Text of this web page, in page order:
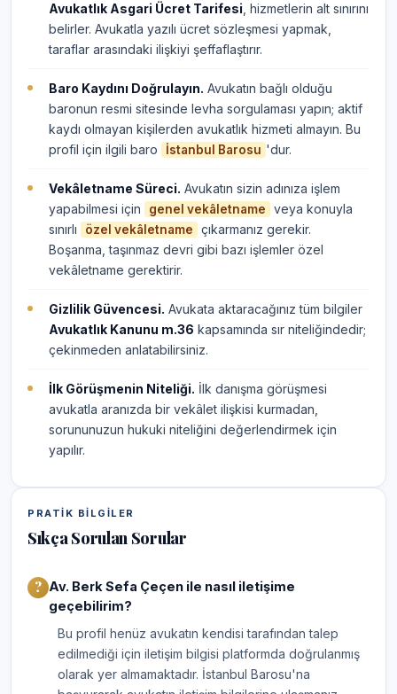
Avukatlık Asgari Ücret Tarifesi , hizmetlerin alt sınırını
belirler. Avukatla yazılı ücret sözleşmesi yapmak,
taraflar arasındaki ilişkiyi şeffaflaştırır.
Baro Kaydını Doğrulayın. Avukatın bağlı olduğu
baronun resmi sitesinde levha sorgulaması yapın; aktif
kaydı olmayan kişilerden avukatlık hizmeti almayın. Bu
profil için ilgili baro
İstanbul Barosu 'dur.
Vekâletname Süreci. Avukatın sizin adınıza işlem
yapabilmesi için
genel vekâletname
veya konuyla
sınırlı
özel vekâletname
çıkarmanız gerekir.
Boşanma, taşınmaz devri gibi bazı işlemler özel
vekâletname gerektirir.
Gizlilik Güvencesi. Avukata aktaracağınız tüm bilgiler
Avukatlık Kanunu m.36 kapsamında sır niteliğindedir;
çekinmeden anlatabilirsiniz.
İlk Görüşmenin Niteliği. İlk danışma görüşmesi
avukatla aranızda bir vekâlet ilişkisi kurmadan,
sorununuzun hukuki niteliğini değerlendirmek için
yapılır.
PRATIK BILGILER
Sıkça Sorulan Sorular
Av. Berk Sefa Çeçen ile nasıl iletişime
geçebilirim?
Bu profil henüz avukatın kendisi tarafından talep
edilmediği için iletişim bilgisi platformda doğrulanmış
olarak yer almamaktadır. İstanbul Barosu'na